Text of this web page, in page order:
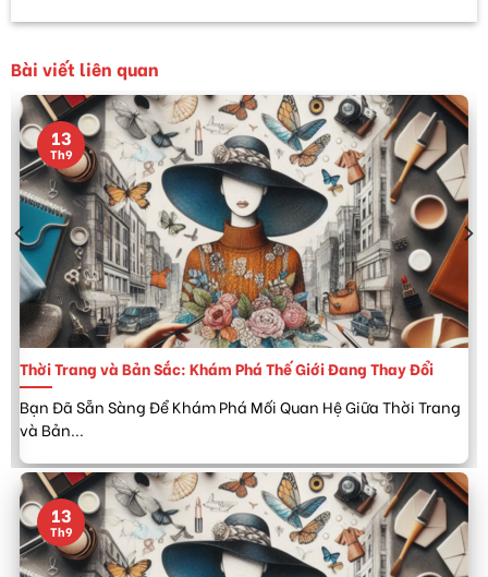
Bài viết liên quan
Thời Trang và Bản Sắc: Khám Phá Thế Giới Đang Thay Đổi
Bạn Đã Sẵn Sàng Để Khám Phá Mối Quan Hệ Giữa Thời Trang
và Bản...
13
Th9
13
Th9